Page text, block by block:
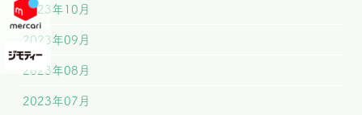
2023年10月
2023年09月
2023年08月
2023年07月